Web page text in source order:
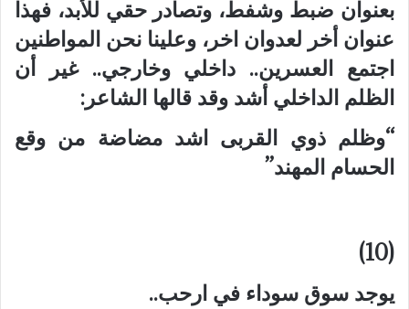
بعنوان ضبط وشفط، وتصادر حقي للأبد، فهذا
عنوان أخر لعدوان اخر، وعلينا نحن المواطنين
اجتمع العسرين.. داخلي وخارجي.. غير أن
الظلم الداخلي أشد وقد قالها الشاعر:
“وظلم ذوي القربى اشد مضاضة من وقع
الحسام المهند”
(10)
يوجد سوق سوداء في ارحب..